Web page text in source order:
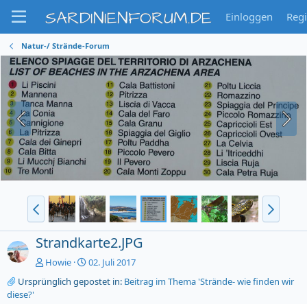
SARDINIENFORUM.DE Einloggen
Natur-/ Strände-Forum
Strandkarte2.JPG
Howie
02. Juli 2017
Ursprünglich gepostet in: Beitrag im Thema 'Strände- wie finden wir
diese?'